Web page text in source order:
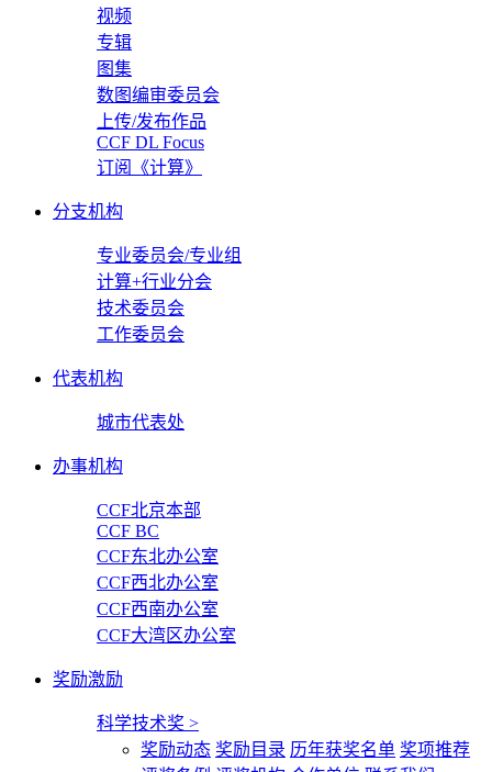
视频
专辑
图集
数图编审委员会
上传/发布作品
CCF DL Focus
订阅《计算》
分支机构
专业委员会/专业组
计算+行业分会
技术委员会
工作委员会
代表机构
城市代表处
办事机构
CCF北京本部
CCF BC
CCF东北办公室
CCF西北办公室
CCF西南办公室
CCF大湾区办公室
奖励激励
科学技术奖 >
奖励动态 奖励目录 历年获奖名单 奖项推荐